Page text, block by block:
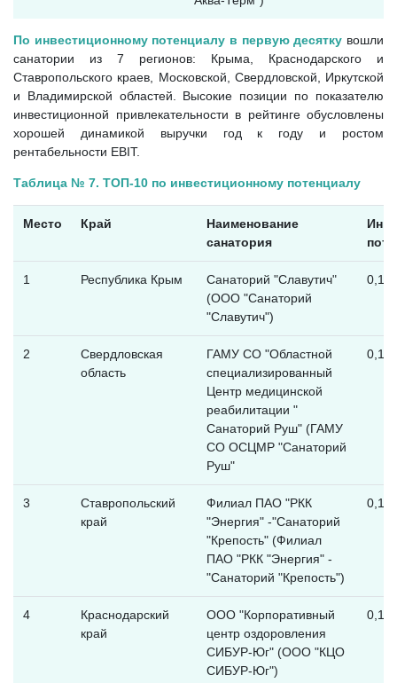
По инвестиционному потенциалу в первую десятку вошли
санатории из 7 регионов: Крыма, Краснодарского и
Ставропольского краев, Московской, Свердловской, Иркутской
и Владимирской областей. Высокие позиции по показателю
инвестиционной привлекательности в рейтинге обусловлены
хорошей динамикой выручки год к году и ростом
рентабельности EBIT.
Таблица № 7. ТОП-10 по инвестиционному потенциалу
Место Край
Наименование
санатория
1 Республика Крым
Санаторий "Славутич"
(ООО "Санаторий
"Славутич")
2
Свердловская
область
ГАМУ СО "Областной
специализированный
Центр медицинской
реабилитации "
Санаторий Руш" (ГАМУ
СО ОСЦМР "Санаторий
Руш"
3
Ставропольский
край
Филиал ПАО "РКК
"Энергия" -"Санаторий
"Крепость" (Филиал
ПАО "РКК "Энергия" -
"Санаторий "Крепость")
4
Краснодарский
край
ООО "Корпоративный
центр оздоровления
СИБУР-Юг" (ООО "КЦО
СИБУР-Юг")